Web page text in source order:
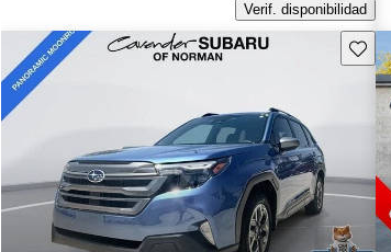
Verif. disponibilidad